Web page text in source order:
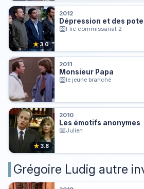
★3.0
2012
Dépression et des
Flic commissariat 2
2011
Monsieur Papa
le jeune branché
★3.8
2010
Les émotifs anonymes
Julien
Grégoire Ludig autre